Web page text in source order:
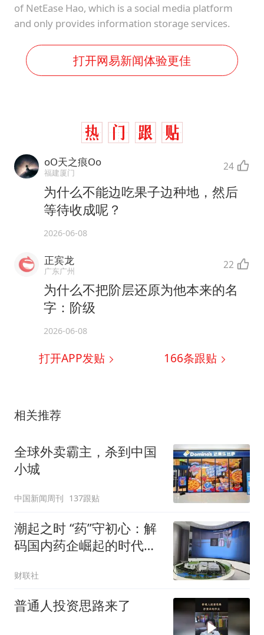
of NetEase Hao, which is a social media platform
and only provides information storage services.
打开网易新闻体验更佳
oO天之痕Oo
福建厦门 24
为什么不能边吃果子边种地，然后
等待收成呢？
2026-06-08
正宾龙
广东广州 22
为什么不把阶层还原为他本来的名
字：阶级
2026-06-08
打开APP发贴 166条跟贴
相关推荐
全球外卖霸主，杀到中国
小城
中国新闻周刊 137跟贴
潮起之时 “药”守初心：解
码国内药企崛起的时代答
财联社
普通人投资思路来了